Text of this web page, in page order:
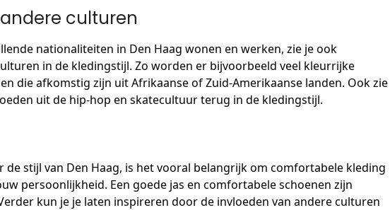
culturen
nationaliteiten in Den Haag wonen en werken, zie je ook
in de kledingstijl. Zo worden er bijvoorbeeld veel kleurrijke
die afkomstig zijn uit Afrikaanse of Zuid-Amerikaanse landen. Ook zie
uit de hip-hop en skatecultuur terug in de kledingstijl.
de stijl van Den Haag, is het vooral belangrijk om comfortabele kleding
persoonlijkheid. Een goede jas en comfortabele schoenen zijn
kun je je laten inspireren door de invloeden van andere culturen